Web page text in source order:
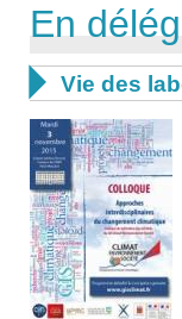
En
 Vie des